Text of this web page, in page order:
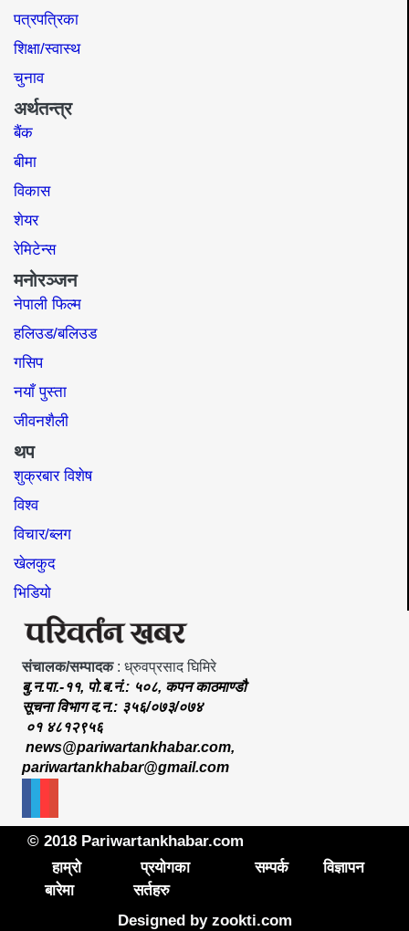
पत्रपत्रिका
शिक्षा/स्वास्थ
चुनाव
अर्थतन्त्र
बैंक
बीमा
विकास
शेयर
रेमिटेन्स
मनोरञ्जन
नेपाली फिल्म
हलिउड/बलिउड
गसिप
नयाँ पुस्ता
जीवनशैली
थप
शुक्रबार विशेष
विश्व
विचार/ब्लग
खेलकुद
भिडियो
संचालक/सम्पादक: ध्रुवप्रसाद घिमिरे
बु.न.पा.-११, पो.ब.नं.: ५०८, कपन काठमाण्डौ
सूचना विभाग द.न.: ३५६/०७३/०७४
०१ ४८१२९५६
news@pariwartankhabar.com,
pariwartankhabar@gmail.com
© 2018 Pariwartankhabar.com
हाम्रो
बारेमा
प्रयोगका
सर्तहरु
सम्पर्क विज्ञापन
Designed by zookti.com